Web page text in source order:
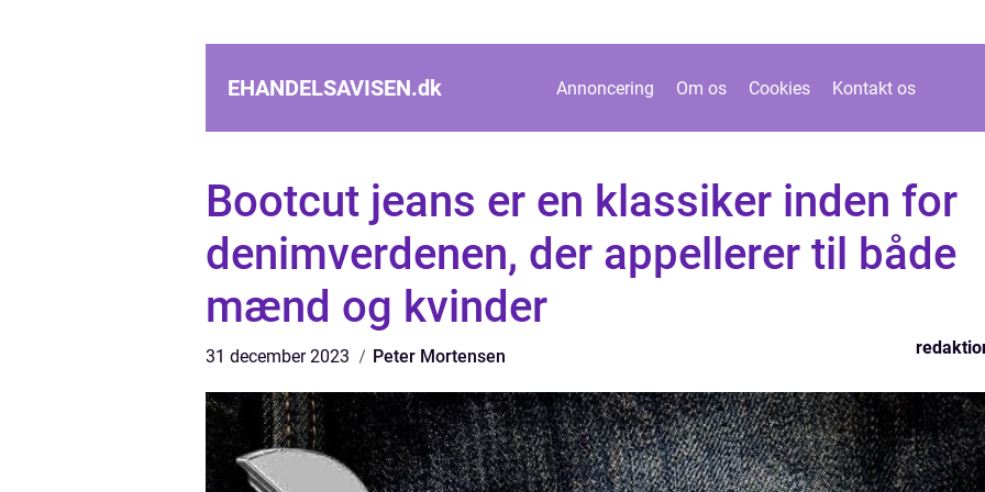
EHANDELSAVISEN.dk Annoncering Om os Cookies Kontakt os
Bootcut jeans er en klassiker inden for
denimverdenen, der appellerer til både
mænd og kvinder
31 december 2023 Peter Mortensen